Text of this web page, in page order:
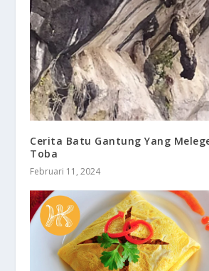
Cerita Batu Gantung Yang
Toba
Februari 11, 2024